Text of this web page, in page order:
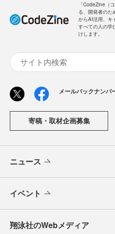
「CodeZine（
る、開発者のた
からAI活用、キ
すべての人の学
けします。
メールバックナンバ
寄稿・取材企画募集
ニュース
イベント
翔泳社のWebメディア